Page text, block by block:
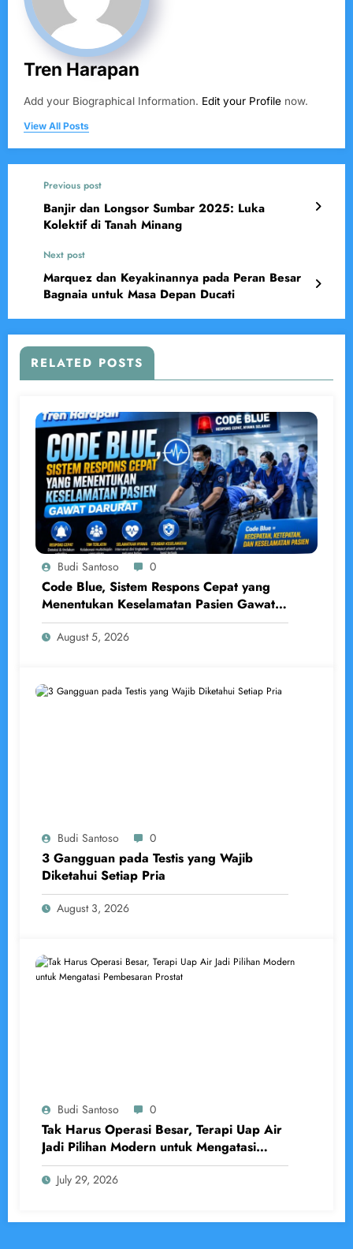
Tren Harapan
Add your Biographical Information. Edit your Profile now.
View All Posts
Previous post
Banjir dan Longsor Sumbar 2025: Luka
Kolektif di Tanah Minang
Next post
Marquez dan Keyakinannya pada Peran Besar
Bagnaia untuk Masa Depan Ducati
RELATED POSTS
Budi Santoso 0
Code Blue, Sistem Respons Cepat yang
Menentukan Keselamatan Pasien Gawat
Darurat
August 5, 2026
Budi Santoso 0
3 Gangguan pada Testis yang Wajib
Diketahui Setiap Pria
August 3, 2026
Budi Santoso 0
Tak Harus Operasi Besar, Terapi Uap Air
Jadi Pilihan Modern untuk Mengatasi
Pembesaran Prostat
July 29, 2026